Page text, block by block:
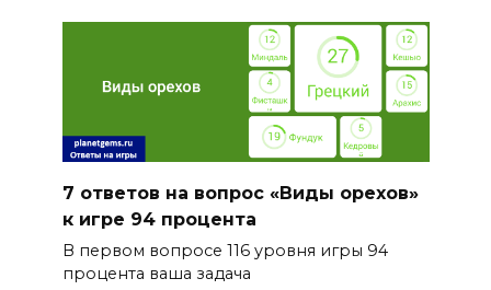
7 ответов на вопрос «Виды орехов»
к игре 94 процента
В первом вопросе 116 уровня игры 94
процента ваша задача